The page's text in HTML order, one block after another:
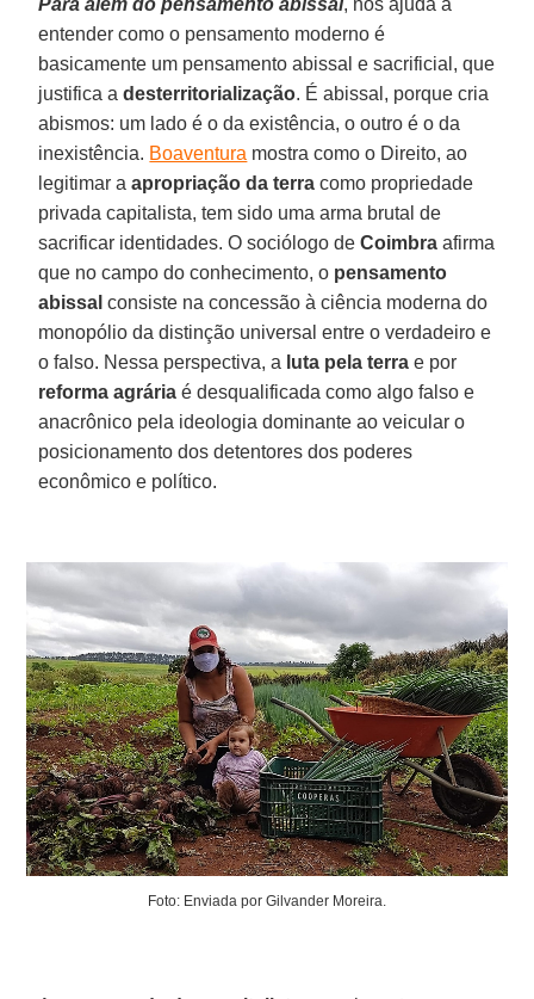
entender como o pensamento moderno é
basicamente um pensamento abissal e sacrificial, que
justifica adesterritorialização. É abissal, porque cria
abismos: um lado é o da existência, o outro é o da
inexistência. Boaventura mostra como o Direito, ao
legitimar aapropriação da terra como propriedade
privada capitalista, tem sido uma arma brutal de
sacrificar identidades. O sociólogo deCoimbra afirma
que no campo do conhecimento, o pensamento
abissal consiste na concessão à ciência moderna do
monopólio da distinção universal entre o verdadeiro e
o falso. Nessa perspectiva, a luta pela terra e por
reforma agrária é desqualificada como algo falso e
anacrônico pela ideologia dominante ao veicular o
posicionamento dos detentores dos poderes
econômico e político.
Foto: Enviada por Gilvander Moreira.